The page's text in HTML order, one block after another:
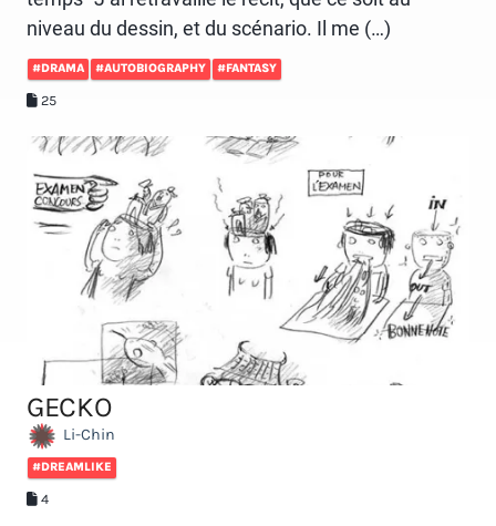
niveau du dessin, et du scénario. Il me (…)
#DRAMA #AUTOBIOGRAPHY #FANTASY
25
GECKO
Li-Chin
#DREAMLIKE
4